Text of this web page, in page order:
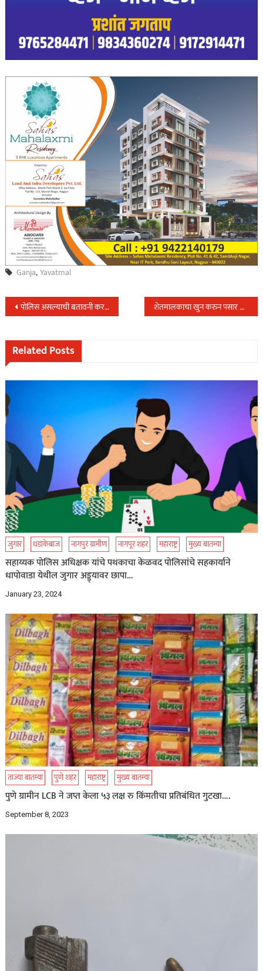
Ganja,Yavatmal
Post
navigation
पोलिस असल्याची बतावनी करणारा तसेच वेगवेगळी कारणे सांगुन लोकांची फसवणुक करणारा भामटा नांदेड पोलिसांच्या गळाला….. शेतमालकाचा खुन करुन पसार होणार्या दांपत्यास २४ तासाच्या आत केली अटक….
Related Posts
जुगार धडाकेबाज नागपुर ग्रामीण नागपूर शहर महाराष्ट्र मुख्य बातम्या
सहाय्यक पोलिस अधिक्षक यांचे पथकाचा केळवद पोलिसांचे सहकार्याने
धापोवाडा येथील जुगार अड्ड्यावर छापा…
January 23, 2024
ताज्या बातम्या पुणे शहर महाराष्ट्र मुख्य बातम्या
पुणे ग्रामीन LCB ने जप्त केला ५३ लक्ष रु किंमतीचा प्रतिबंधित गुटखा….
September 8, 2023